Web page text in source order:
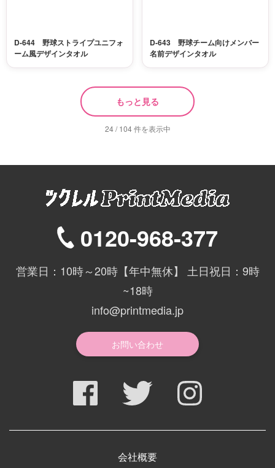
D-644 野球ストライプユニフォ
ーム風デザインタオル
D-643 野球チーム向けメンバー
名前デザインタオル
もっと見る
24 / 104 件を表示中
0120-968-377
営業日：10時～20時【年中無休】 土日祝日：9時
~18時
info@printmedia.jp
お問い合わせ
会社概要